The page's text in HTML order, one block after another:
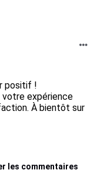
positif !
votre expérience
À bientôt sur
les commentaires